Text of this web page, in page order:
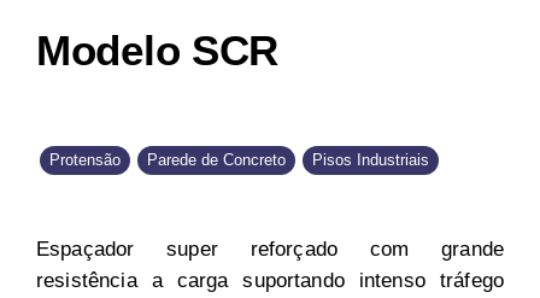
Modelo SCR
Protensão Parede de Concreto Pisos Industriais
Espaçador super reforçado com grande
resistência a carga suportando intenso tráfego